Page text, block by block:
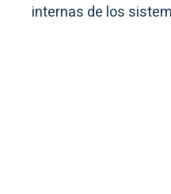
internas de los